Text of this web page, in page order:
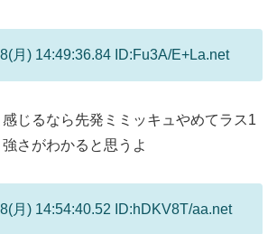
月) 14:49:36.84 ID:Fu3A/E+La.net
じるなら先発ミミッキュやめてラス1
さがわかると思うよ
月) 14:54:40.52 ID:hDKV8T/aa.net